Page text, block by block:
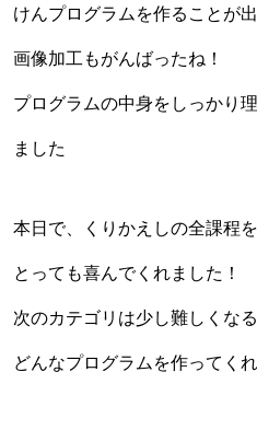
けんプログラムを作ることが
画像加工もがんばったね！
プログラムの中身をしっかり
ました
本日で、くりかえしの全課程
とっても喜んでくれました！
次のカテゴリは少し難しくな
どんなプログラムを作ってく